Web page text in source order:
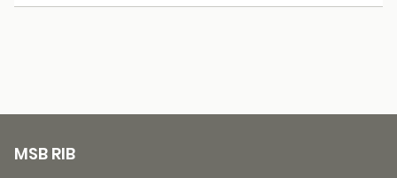
MSB RIB